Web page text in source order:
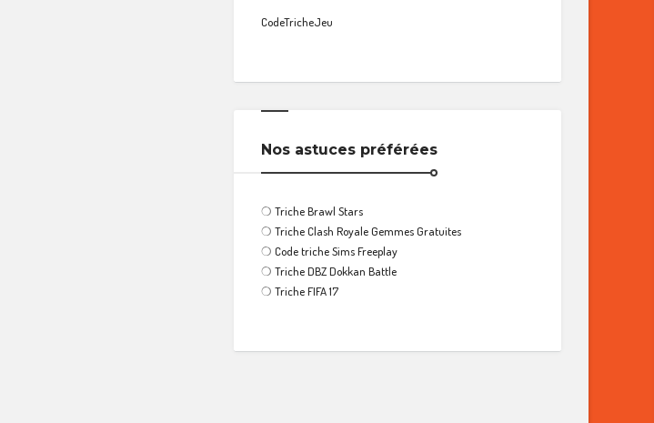
CodeTricheJeu
Nos astuces préférées
❍ Triche Brawl Stars
❍ Triche Clash Royale Gemmes Gratuites
❍ Code triche Sims Freeplay
❍ Triche DBZ Dokkan Battle
❍ Triche FIFA 17